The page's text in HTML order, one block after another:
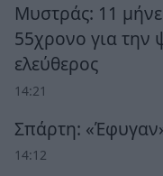
Μυστράς: 11
55χρονο για την
ελεύθερος
14:21
Σπάρτη:
14:12